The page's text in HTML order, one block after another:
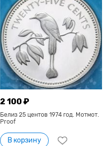
2 100 ₽
Белиз 25 центов 1974 год. Мотмот.
Proof
В корзину